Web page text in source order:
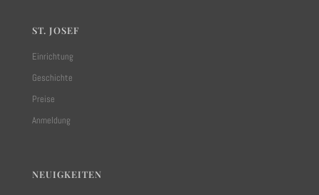
ST. JOSEF
Einrichtung
Geschichte
Preise
Anmeldung
NEUIGKEITEN